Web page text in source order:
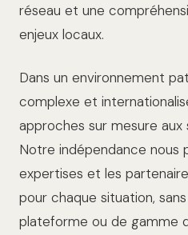
réseau et une
enjeux locaux.
Dans un environnement
complexe et
approches sur mesure aux
Notre indépendance nous
expertises et les
pour chaque situation,
plateforme ou de gamme